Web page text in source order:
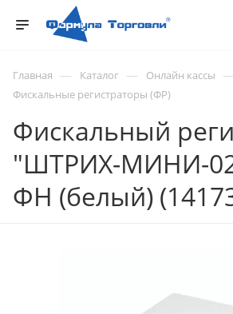
Главная — Каталог — Онлайн кассы —
Фискальные регистраторы (ФР)
Фискальный
"ШТРИХ-МИНИ-
ФН (белый)